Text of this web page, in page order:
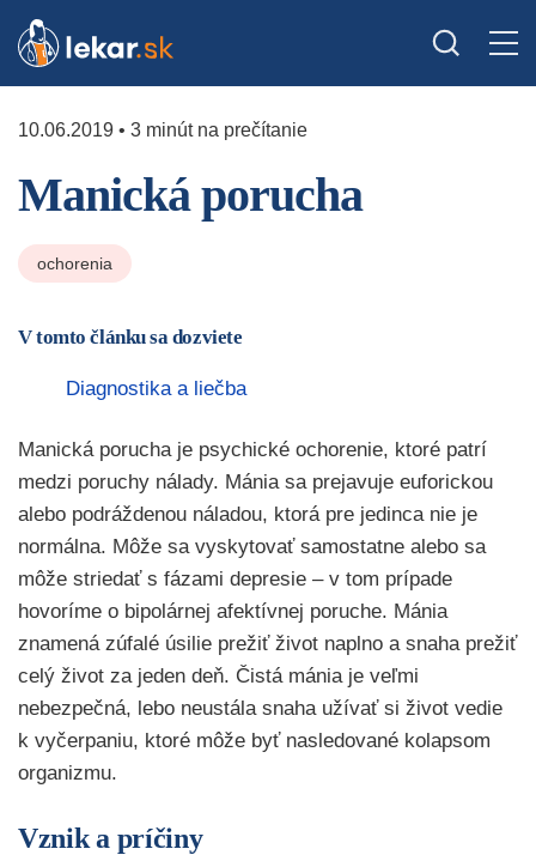
10.06.2019 • 3 minút na prečítanie
Manická porucha
ochorenia
V tomto článku sa dozviete
Diagnostika a liečba
Manická porucha je psychické ochorenie, ktoré patrí
medzi poruchy nálady. Mánia sa prejavuje euforickou
alebo podráždenou náladou, ktorá pre jedinca nie je
normálna. Môže sa vyskytovať samostatne alebo sa
môže striedať s fázami depresie – v tom prípade
hovoríme o bipolárnej afektívnej poruche. Mánia
znamená zúfalé úsilie prežiť život naplno a snaha prežiť
celý život za jeden deň. Čistá mánia je veľmi
nebezpečná, lebo neustála snaha užívať si život vedie
k vyčerpaniu, ktoré môže byť nasledované kolapsom
organizmu.
Vznik a príčiny